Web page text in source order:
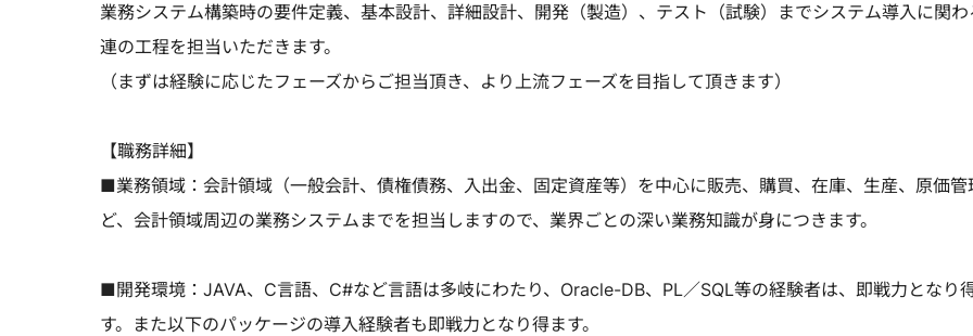
業務システム構築時の要件定義、基本設計、詳細設計、開発（製造）、テスト（試験）までシステム導入に関わ
連の工程を担当いただきます。
（まずは経験に応じたフェーズからご担当頂き、より上流フェーズを目指して頂きます）
【職務詳細】
■業務領域：会計領域（一般会計、債権債務、入出金、固定資産等）を中心に販売、購買、在庫、生産、原価管
ど、会計領域周辺の業務システムまでを担当しますので、業界ごとの深い業務知識が身につきます。
■開発環境：JAVA、C言語、C#など言語は多岐にわたり、Oracle-DB、PL／SQL等の経験者は、即戦力となり
す。また以下のパッケージの導入経験者も即戦力となり得ます。